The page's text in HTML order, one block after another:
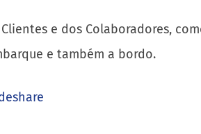
e dos Colaboradores,
e também a bordo.